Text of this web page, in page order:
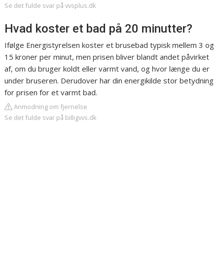
Se det fulde svar på vvsplus.dk
Hvad koster et bad på 20 minutter?
Ifølge Energistyrelsen koster et brusebad typisk mellem 3 og
15 kroner per minut, men prisen bliver blandt andet påvirket
af, om du bruger koldt eller varmt vand, og hvor længe du er
under bruseren. Derudover har din energikilde stor betydning
for prisen for et varmt bad.
Anmodning om fjernelse
Se det fulde svar på billigvvs.dk